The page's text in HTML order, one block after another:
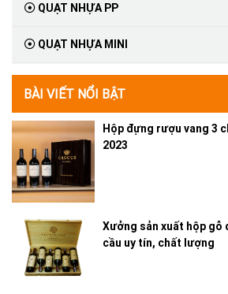
QUẠT NHỰA PP
QUẠT NHỰA MINI
BÀI VIẾT NỔI BẬT
Hộp đựng rượu vang 3
2023
Xưởng sản xuất hộp gỗ
cầu uy tín, chất lượng